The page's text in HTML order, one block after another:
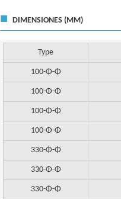
■ DIMENSIONES (MM)
Type
100-Φ-Φ
100-Φ-Φ
100-Φ-Φ
100-Φ-Φ
330-Φ-Φ
330-Φ-Φ
330-Φ-Φ